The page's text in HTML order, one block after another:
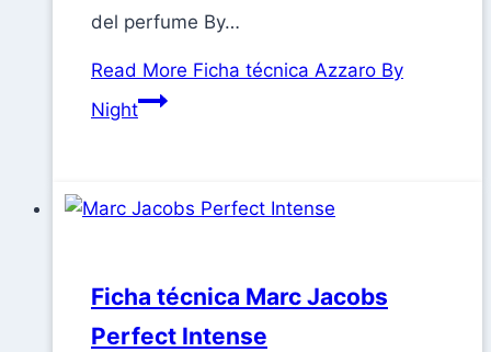
del perfume By…
Read More Ficha técnica Azzaro By
Night
Ficha técnica Marc Jacobs
Perfect Intense